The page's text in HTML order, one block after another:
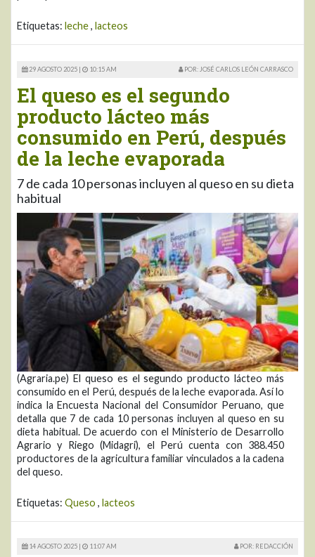
Etiquetas: leche, lacteos
29 AGOSTO 2025 | 10:15 AM POR: JOSÉ CARLOS LEÓN CARRASCO
El queso es el segundo
producto lácteo más
consumido en Perú, después
de la leche evaporada
7 de cada 10 personas incluyen al queso en su dieta
habitual
(Agraria.pe) El queso es el segundo producto lácteo más
consumido en el Perú, después de la leche evaporada. Así lo
indica la Encuesta Nacional del Consumidor Peruano, que
detalla que 7 de cada 10 personas incluyen al queso en su
dieta habitual. De acuerdo con el Ministerio de Desarrollo
Agrario y Riego (Midagri), el Perú cuenta con 388.450
productores de la agricultura familiar vinculados a la cadena
del queso.
Etiquetas: Queso , lacteos
14 AGOSTO 2025 | 11:07 AM POR: REDACCIÓN